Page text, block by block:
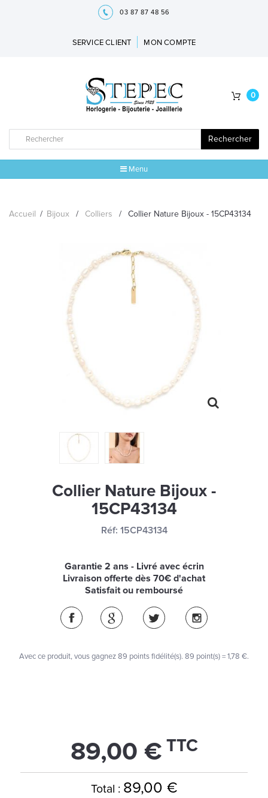
03 87 87 48 56
SERVICE CLIENT MON COMPTE
Rechercher
0
Menu
BIJOUX
MONTRES
LES GEORGETTES
CARTES CADEAUX
IDÉE CADEAUX
BLOG
Accueil / Bijoux / Colliers / Collier Nature Bijoux - 15CP43134
Collier Nature Bijoux -
15CP43134
Réf: 15CP43134
Garantie 2 ans - Livré avec écrin
Livraison offerte dès 70€ d'achat
Satisfait ou remboursé
Avec ce produit, vous gagnez89 points fidélité(s). 89 point(s) =1,78 €.
89,00 € TTC
Total : 89,00 €